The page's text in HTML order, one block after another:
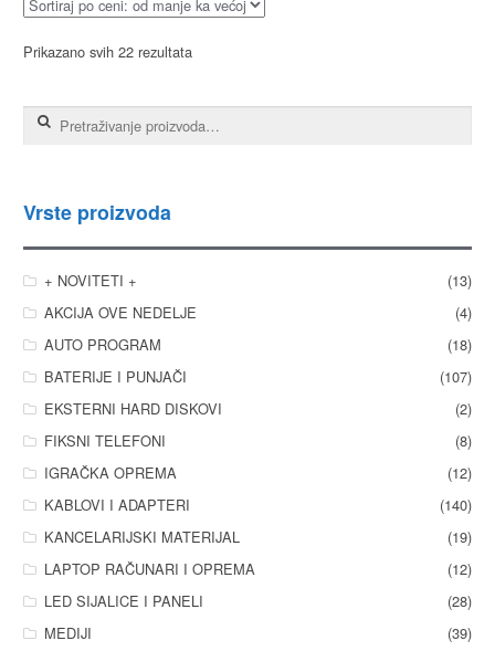
Prikazano svih 22 rezultata
Pretraga za:
Vrste proizvoda
+ NOVITETI +
(13)
AKCIJA OVE NEDELJE
(4)
AUTO PROGRAM
(18)
BATERIJE I PUNJAČI
(107)
EKSTERNI HARD DISKOVI
(2)
FIKSNI TELEFONI
(8)
IGRAČKA OPREMA
(12)
KABLOVI I ADAPTERI
(140)
KANCELARIJSKI MATERIJAL
(19)
LAPTOP RAČUNARI I OPREMA
(12)
LED SIJALICE I PANELI
(28)
MEDIJI
(39)